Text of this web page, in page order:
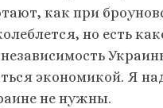
как при
но есть
независимость
экономикой. Я
не нужны.